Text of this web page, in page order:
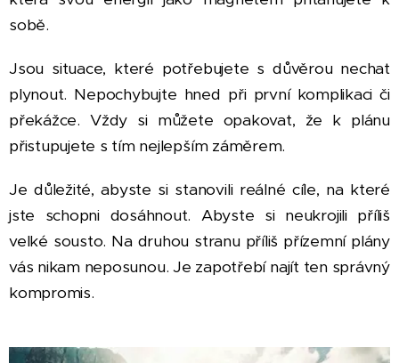
sobě.
Jsou situace, které potřebujete s důvěrou nechat
plynout. Nepochybujte hned při první komplikaci či
překážce. Vždy si můžete opakovat, že k plánu
přistupujete s tím nejlepším záměrem.
Je důležité, abyste si stanovili reálné cíle, na které
jste schopni dosáhnout. Abyste si neukrojili příliš
velké sousto. Na druhou stranu příliš přízemní plány
vás nikam neposunou. Je zapotřebí najít ten správný
kompromis.